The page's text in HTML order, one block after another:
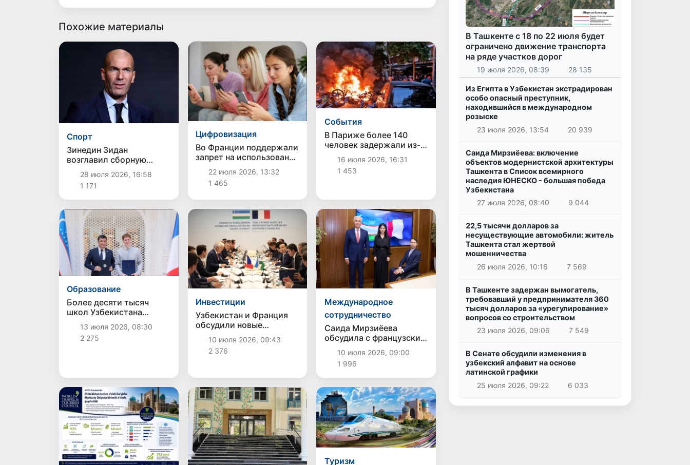
Похожие материалы
Спорт
Зинедин Зидан
возглавил сборную
Франции
28 июля 2026, 16:58
1 171
Цифровизация
Во Франции поддержали
запрет на использование
социальных сетей
детьми младше 15 лет
22 июля 2026, 13:32
1 465
Cобытия
В Париже более 140
человек задержали из-
за беспорядков после
полуфинала ЧМ
16 июля 2026, 16:31
1 453
Образование
Более десяти тысяч
школ Узбекистана
бесплатно подключат к
образовательной
платформе «Canva»
13 июля 2026, 08:30
2 275
Инвестиции
Узбекистан и Франция
обсудили новые
инвестиционные
проекты и расширение
экономического
10 июля 2026, 09:43
2 376
Международное
сотрудничество
Саида Мирзиёева
обсудила с французским
бизнесом расширение
сотрудничества в
ключевых отраслях
10 июля 2026, 09:00
1 996
Туризм
В Ташкенте с 18 по 22 июля будет
ограничено движение транспорта
на ряде участков дорог
19 июля 2026, 08:39 28 135
Из Египта в Узбекистан экстрадирован
особо опасный преступник,
находившийся в международном
розыске
23 июля 2026, 13:54
20 939
Саида Мирзиёева: включение
объектов модернистской архитектуры
Ташкента в Список всемирного
наследия ЮНЕСКО - большая победа
Узбекистана
27 июля 2026, 08:40
9 044
22,5 тысячи долларов за
несуществующие автомобили: житель
Ташкента стал жертвой
мошенничества
26 июля 2026, 10:16
7 569
В Ташкенте задержан вымогатель,
требовавший у предпринимателя 360
тысяч долларов за «урегулирование»
вопросов со строительством
23 июля 2026, 09:06
7 549
В Сенате обсудили изменения в
узбекский алфавит на основе
латинской графики
25 июля 2026, 09:22
6 033